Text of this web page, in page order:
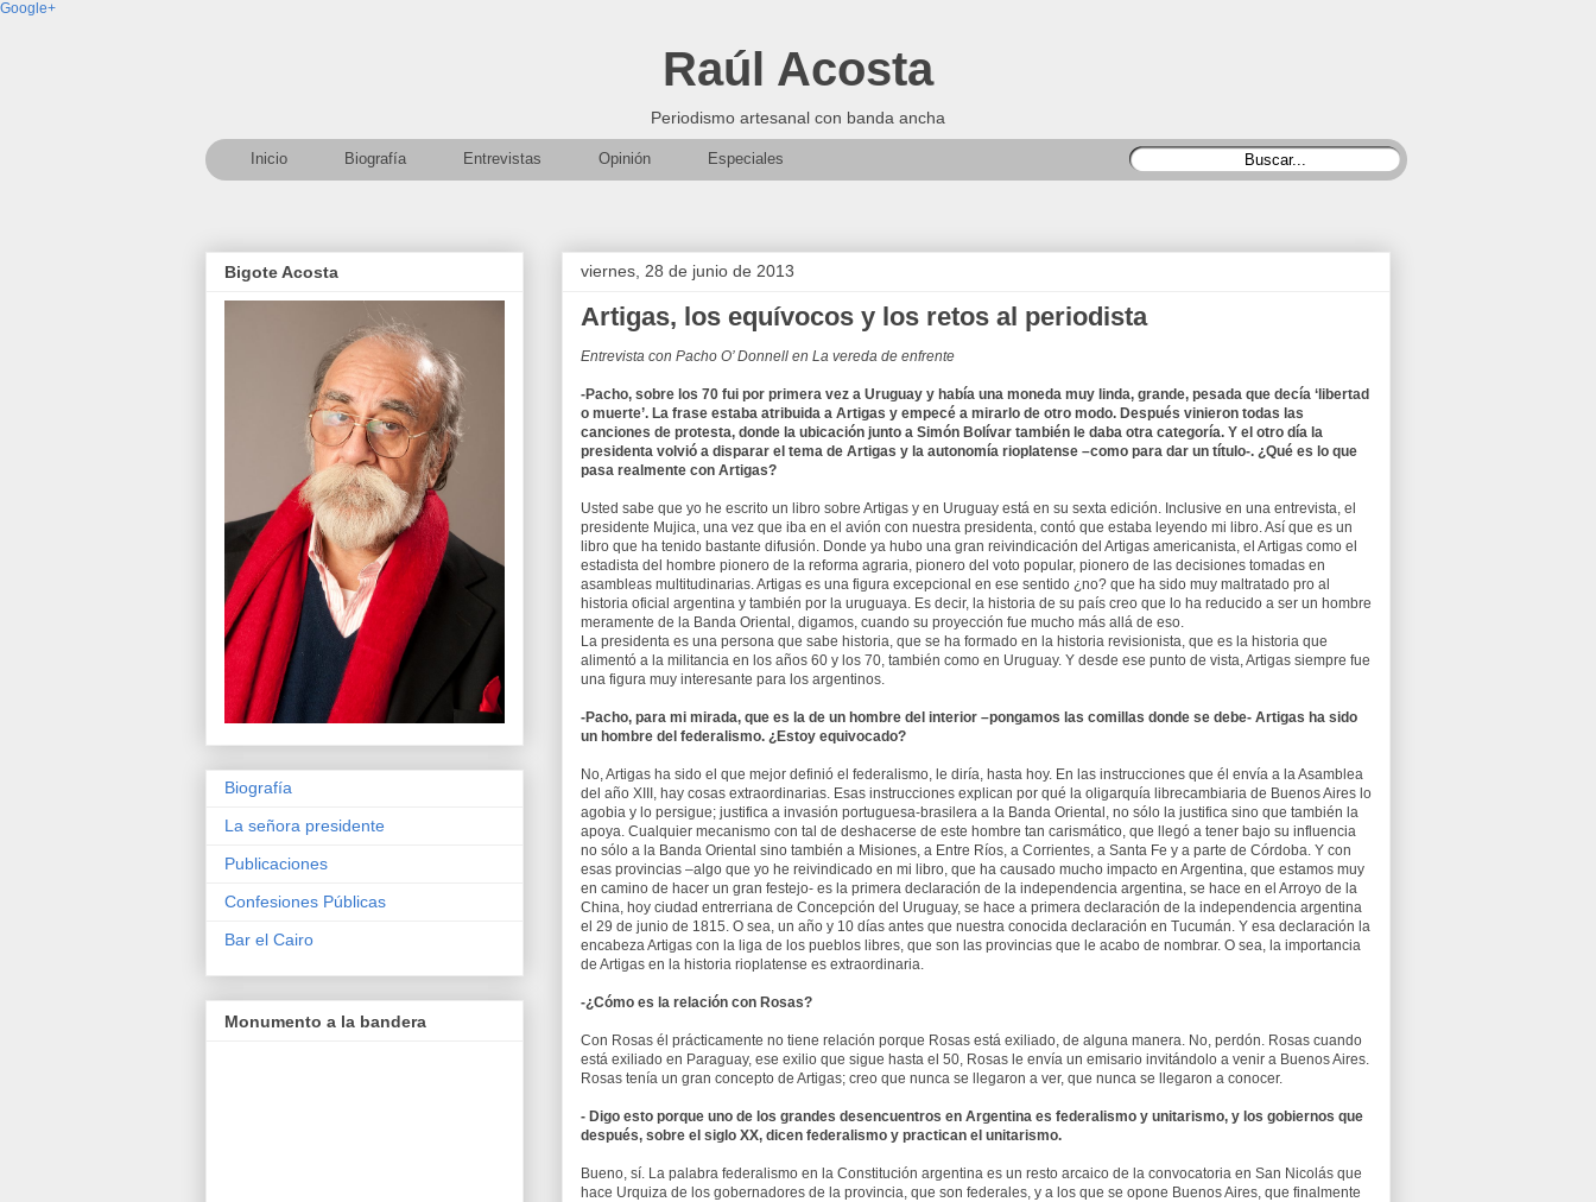
Google+
Raúl Acosta
Periodismo artesanal con banda ancha
Inicio Biografía Entrevistas Opinión Especiales
viernes, 28 de junio de 2013
Artigas, los equívocos y los retos al periodista
Entrevista con Pacho O’ Donnell en La vereda de enfrente
-Pacho, sobre los 70 fui por primera vez a Uruguay y había una moneda muy linda, grande, pesada que decía ‘libertad
o muerte’. La frase estaba atribuida a Artigas y empecé a mirarlo de otro modo. Después vinieron todas las
canciones de protesta, donde la ubicación junto a Simón Bolívar también le daba otra categoría. Y el otro día la
presidenta volvió a disparar el tema de Artigas y la autonomía rioplatense –como para dar un título-. ¿Qué es lo que
pasa realmente con Artigas?
Usted sabe que yo he escrito un libro sobre Artigas y en Uruguay está en su sexta edición. Inclusive en una entrevista, el
presidente Mujica, una vez que iba en el avión con nuestra presidenta, contó que estaba leyendo mi libro. Así que es un
libro que ha tenido bastante difusión. Donde ya hubo una gran reivindicación del Artigas americanista, el Artigas como el
estadista del hombre pionero de la reforma agraria, pionero del voto popular, pionero de las decisiones tomadas en
asambleas multitudinarias. Artigas es una figura excepcional en ese sentido ¿no? que ha sido muy maltratado pro al
historia oficial argentina y también por la uruguaya. Es decir, la historia de su país creo que lo ha reducido a ser un hombre
meramente de la Banda Oriental, digamos, cuando su proyección fue mucho más allá de eso.
La presidenta es una persona que sabe historia, que se ha formado en la historia revisionista, que es la historia que
alimentó a la militancia en los años 60 y los 70, también como en Uruguay. Y desde ese punto de vista, Artigas siempre fue
una figura muy interesante para los argentinos.
-Pacho, para mi mirada, que es la de un hombre del interior –pongamos las comillas donde se debe- Artigas ha sido
un hombre del federalismo. ¿Estoy equivocado?
No, Artigas ha sido el que mejor definió el federalismo, le diría, hasta hoy. En las instrucciones que él envía a la Asamblea
del año XIII, hay cosas extraordinarias. Esas instrucciones explican por qué la oligarquía librecambiaria de Buenos Aires lo
agobia y lo persigue; justifica a invasión portuguesa-brasilera a la Banda Oriental, no sólo la justifica sino que también la
apoya. Cualquier mecanismo con tal de deshacerse de este hombre tan carismático, que llegó a tener bajo su influencia
no sólo a la Banda Oriental sino también a Misiones, a Entre Ríos, a Corrientes, a Santa Fe y a parte de Córdoba. Y con
esas provincias –algo que yo he reivindicado en mi libro, que ha causado mucho impacto en Argentina, que estamos muy
en camino de hacer un gran festejo- es la primera declaración de la independencia argentina, se hace en el Arroyo de la
China, hoy ciudad entrerriana de Concepción del Uruguay, se hace a primera declaración de la independencia argentina
el 29 de junio de 1815. O sea, un año y 10 días antes que nuestra conocida declaración en Tucumán. Y esa declaración la
encabeza Artigas con la liga de los pueblos libres, que son las provincias que le acabo de nombrar. O sea, la importancia
de Artigas en la historia rioplatense es extraordinaria.
-¿Cómo es la relación con Rosas?
Con Rosas él prácticamente no tiene relación porque Rosas está exiliado, de alguna manera. No, perdón. Rosas cuando
está exiliado en Paraguay, ese exilio que sigue hasta el 50, Rosas le envía un emisario invitándolo a venir a Buenos Aires.
Rosas tenía un gran concepto de Artigas; creo que nunca se llegaron a ver, que nunca se llegaron a conocer.
- Digo esto porque uno de los grandes desencuentros en Argentina es federalismo y unitarismo, y los gobiernos que
después, sobre el siglo XX, dicen federalismo y practican el unitarismo.
Bueno, sí. La palabra federalismo en la Constitución argentina es un resto arcaico de la convocatoria en San Nicolás que
hace Urquiza de los gobernadores de la provincia, que son federales, y a los que se opone Buenos Aires, que finalmente
Bigote Acosta
Biografía
La señora presidente
Publicaciones
Confesiones Públicas
Bar el Cairo
Monumento a la bandera